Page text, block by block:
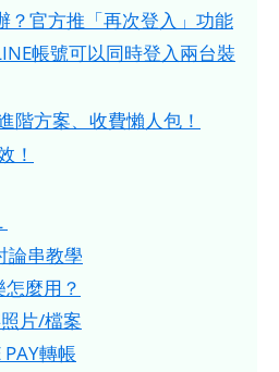
？官方推「再次登入」功能
帳號可以同時登入兩台裝
階方案、收費懶人包！
！
論串教學
怎麼用？
片/檔案
轉帳